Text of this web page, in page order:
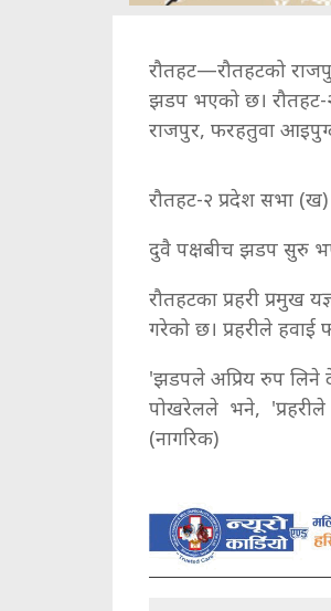
रौतहट—रौतहटको
झडप भएको छ। रौतहट-
राजपुर, फरहतुवा
रौतहट-२ प्रदेश सभा
दुवै पक्षबीच झडप सुरु
रौतहटका प्रहरी प्रमुख
गरेको छ। प्रहरीले हवाई
'झडपले अप्रिय रुप लिने
पोखरेलले भने, 'प्रहरीले
(नागरिक)